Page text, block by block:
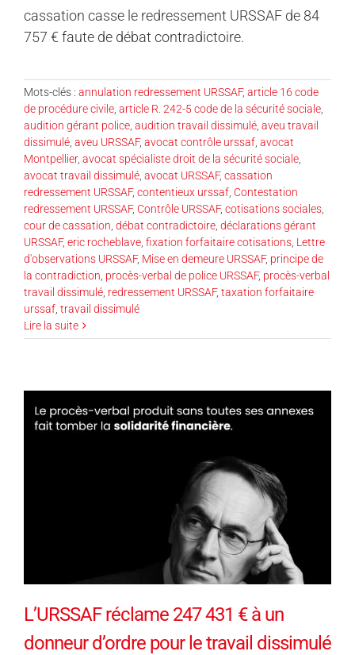
cassation casse le redressement URSSAF de 84
757 € faute de débat contradictoire.
Mots-clés : annulation redressement URSSAF, article 16 code
de procédure civile article R. 242-5 code de la sécurité sociale
audition gérant police audition travail dissimulé aveu travail
dissimulé aveu URSSAF, avocat contrôle urssaf avocat
Montpellier, avocat spécialiste droit de la sécurité sociale
avocat travail dissimulé avocat URSSAF, cassation
redressement URSSAF, contentieux urssaf Contestation
redressement URSSAF, Contrôle URSSAF, cotisations sociales
cour de cassation débat contradictoire déclarations gérant
URSSAF, eric rocheblave fixation forfaitaire cotisations Lettre
d'observations URSSAF, Mise en demeure URSSAF, principe de
la contradiction procès-verbal de police URSSAF, procès-verbal
travail dissimulé redressement URSSAF, taxation forfaitaire
urssaf travail dissimulé
Lire la suite
L’URSSAF réclame 247 431 € à un
donneur d’ordre pour le travail dissimulé